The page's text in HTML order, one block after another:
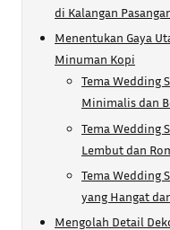
di Kalangan
Menentukan Gaya
Minuman Kopi
Tema Wedding
Minimalis dan
Tema Wedding
Lembut dan
Tema Wedding
yang Hangat
Mengolah Detail